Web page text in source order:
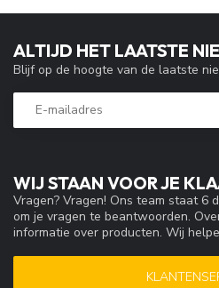
WIJ STAAN VOOR JE
Vragen? Vragen! Ons team staat 6
om je vragen te beantwoorden.
informatie over producten. Wij
ALTIJD HET LAATSTE
Blijf op de hoogte van de laatste